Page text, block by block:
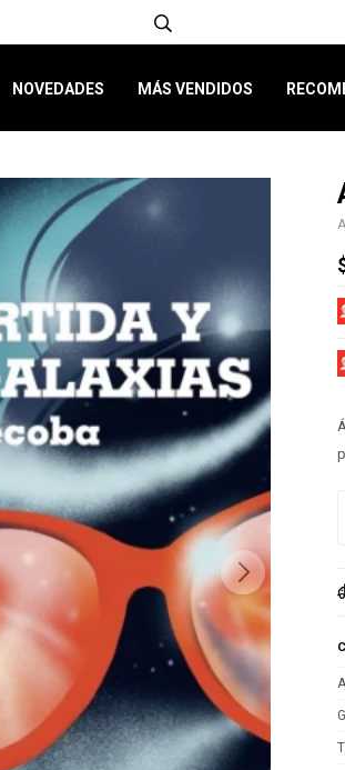
NOVEDADES MÁS VENDIDOS